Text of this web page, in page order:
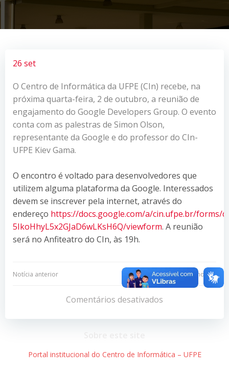
26 set
O Centro de Informática da UFPE (CIn) recebe, na
próxima quarta-feira, 2 de outubro, a reunião de
engajamento do Google Developers Group. O evento
conta com as palestras de Simon Olson,
representante da Google e do professor do CIn-
UFPE Kiev Gama.
O encontro é voltado para desenvolvedores que
utilizem alguma plataforma da Google. Interessados
devem se inscrever pela internet, através do
endereço https://docs.google.com/a/cin.ufpe.br/forms/d/
5IkoHhyL5x2GJaD6wLKsH6Q/viewform. A reunião
será no Anfiteatro do CIn, às 19h.
Navegação
Post
Notícia anterior
Navegação
de
Post
Próxima notícia
Comentários desativados
Portal institucional do Centro de Informática – UFPE